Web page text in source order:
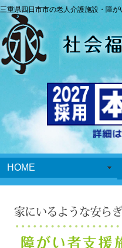
三重県四日市市の老人介護施設・障
HOME